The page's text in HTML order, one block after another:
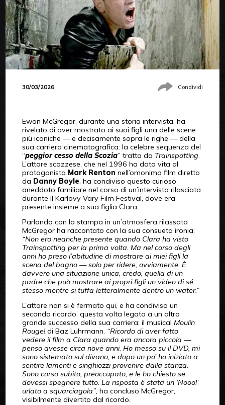
30/03/2026 Condividi
Ewan McGregor, durante una storia intervista, ha
rivelato di aver mostrato ai suoi figli una delle scene
più iconiche — e decisamente sopra le righe — della
sua carriera cinematografica: la celebre sequenza del
“peggior cesso della Scozia” tratta da Trainspotting.
L’attore scozzese, che nel 1996 ha dato vita al
protagonista Mark Renton nell’omonimo film diretto
da Danny Boyle, ha condiviso questo curioso
aneddoto familiare nel corso di un’intervista rilasciata
durante il Karlovy Vary Film Festival, dove era
presente insieme a sua figlia Clara.
Parlando con la stampa in un’atmosfera rilassata
McGregor ha raccontato con la sua consueta ironia:
“Non ero neanche presente quando Clara ha visto
Trainspotting per la prima volta. Ma nel corso degli
anni ho preso l’abitudine di mostrare ai miei figli la
scena del bagno — solo per ridere, ovviamente. È
davvero una situazione unica, credo, quella di un
padre che può mostrare ai propri figli un video di sé
stesso mentre si tuffa letteralmente dentro un water.”
L’attore non si è fermato qui, e ha condiviso un
secondo ricordo, questa volta legato a un altro
grande successo della sua carriera: il musical Moulin
Rouge!di Baz Luhrmann. “Ricordo di aver fatto
vedere il film a Clara quando era ancora piccola —
penso avesse circa nove anni. Ho messo su il DVD, mi
sono sistemato sul divano, e dopo un po’ ho iniziato a
sentire lamenti e singhiozzi provenire dalla stanza.
Sono corso subito, preoccupato, e le ho chiesto se
dovessi spegnere tutto. La risposta è stata un ‘Nooo!’
urlato a squarciagola”, ha concluso McGregor,
visibilmente divertito dal ricordo.